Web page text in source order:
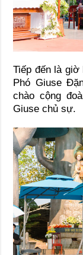
Tiếp đến là
Phó Giuse
chào cộng
Giuse chủ sự.